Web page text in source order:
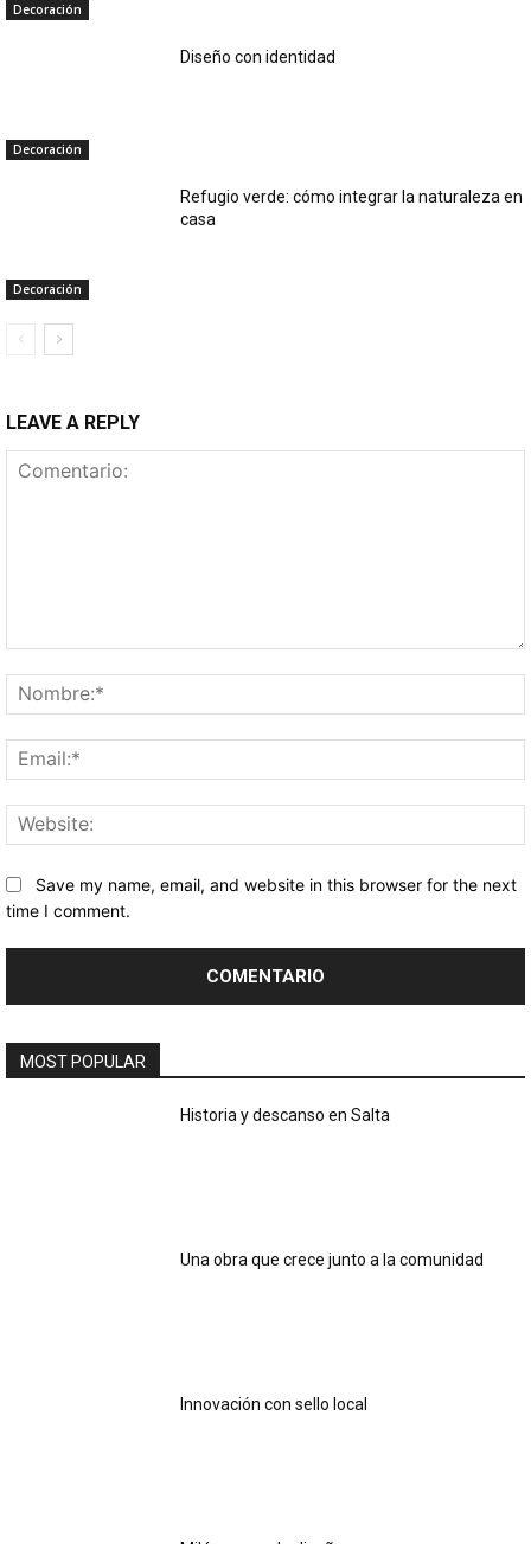
Decoración
Decoración
Diseño con identidad
Decoración
Refugio verde: cómo integrar la naturaleza en
casa
LEAVE A REPLY
Save my name, email, and website in this browser for the next
time I comment.
MOST POPULAR
Historia y descanso en Salta
Una obra que crece junto a la comunidad
Innovación con sello local